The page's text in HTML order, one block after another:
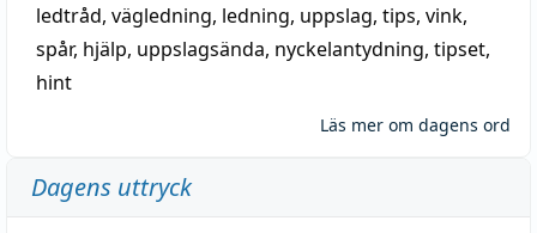
ledtråd, vägledning, ledning, uppslag, tips, vink,
spår, hjälp, uppslagsända, nyckelantydning, tipset,
hint
Läs mer om dagens ord
Dagens uttryck